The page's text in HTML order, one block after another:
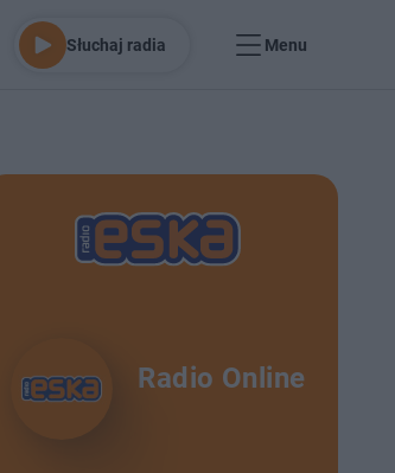
Słuchaj radia Menu
Radio Online